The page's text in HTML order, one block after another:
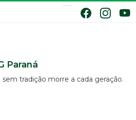
Paraná
sem tradição morre a cada geração.